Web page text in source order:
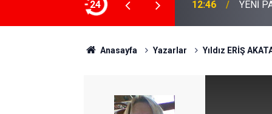
24
KALICI ÇÖZÜM ÇAĞRISI 12:46 YENİ
Anasayfa Yazarlar Yıldız ERİŞ